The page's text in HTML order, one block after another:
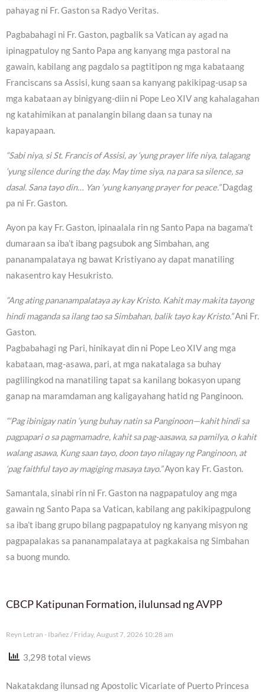
pahayag ni Fr. Gaston sa Radyo Veritas.
Pagbabahagi ni Fr. Gaston, pagbalik sa Vatican ay agad na
ipinagpatuloy ng Santo Papa ang kanyang mga pastoral na
gawain, kabilang ang pagdalo sa pagtitipon ng mga kabataang
Franciscans sa Assisi, kung saan sa kanyang pakikipag-usap sa
mga kabataan ay binigyang-diin ni Pope Leo XIV ang kahalagahan
ng katahimikan at panalangin bilang daan sa tunay na
kapayapaan.
“Sabi niya, si St. Francis of Assisi, ay ‘yung prayer life niya, talagang
‘yung silence during the day. May time siya, na para sa silence, sa
dasal. Sana tayo din… Yan ‘yung kanyang prayer for peace.”Dagdag
pa ni Fr. Gaston.
Ayon pa kay Fr. Gaston, ipinaalala rin ng Santo Papa na bagama’t
dumaraan sa iba’t ibang pagsubok ang Simbahan, ang
pananampalataya ng bawat Kristiyano ay dapat manatiling
nakasentro kay Hesukristo.
“Ang ating pananampalataya ay kay Kristo. Kahit may makita tayong
hindi maganda sa ilang tao sa Simbahan, balik tayo kay Kristo.”Ani Fr.
Gaston.
Pagbabahagi ng Pari, hinikayat din ni Pope Leo XIV ang mga
kabataan, mag-asawa, pari, at mga nakatalaga sa buhay
paglilingkod na manatiling tapat sa kanilang bokasyon upang
ganap na maramdaman ang kaligayahang hatid ng Panginoon.
“‘Pag ibinigay natin ‘yung buhay natin sa Panginoon—kahit hindi sa
pagpapari o sa pagmamadre, kahit sa pag-aasawa, sa pamilya, o kahit
walang asawa, Kung saan tayo, doon tayo nilagay ng Panginoon, at
‘pag faithful tayo ay magiging masaya tayo.”Ayon kay Fr. Gaston.
Samantala, sinabi rin ni Fr. Gaston na nagpapatuloy ang mga
gawain ng Santo Papa sa Vatican, kabilang ang pakikipagpulong
sa iba’t ibang grupo bilang pagpapatuloy ng kanyang misyon ng
pagpapalakas sa pananampalataya at pagkakaisa ng Simbahan
sa buong mundo.
CBCP Katipunan Formation, ilulunsad ng AVPP
Reyn Letran - Ibañez Friday, August 7, 2026 10:28 am
3,298 total views
Nakatakdang ilunsad ng Apostolic Vicariate of Puerto Princesa